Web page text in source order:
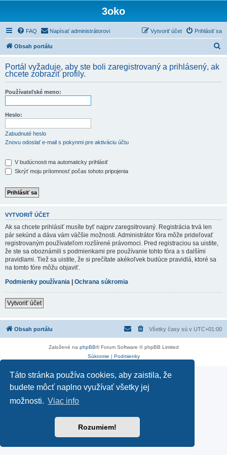
Táto stránka používa cookies, aby zaistila, že
budete môcť naplno využívať všetky jej
možnosti. Viac info
Rozumiem!
3oko
FAQ Napísať administrátorovi Prihlásiť sa
Vytvoriť účet
Obsah portálu
d
Portál vyžaduje, aby ste boli zaregistrovaný a prihlásený, ak
chcete zobraziť profily.
Používateľské meno:
Heslo:
Zabudnuté heslo
Znovu odoslať e-mail s pokynmi pre aktiváciu účtu
V budúcnosti ma automaticky prihlásiť
Skrýť moju prítomnosť počas tohoto pripojenia
VYTVORIŤ ÚČET
Ak sa chcete prihlásiť musíte byť najprv zaregsitrovaný. Registrácia trvá len
pár sekúnd a dáva vám väčšie možnosti. Administrátor fóra môže prideľovať
registrovaným používateľom rozšírené právomoci. Pred registraciou sa uistite,
že ste sa oboznámili s podmienkami pre používanie tohto fóra a s dalšími
pravidlami. Tiež sa uistite, že si prečítate akékoľvek budúce pravidlá, ktoré sa
na tomto fóre môžu objaviť.
Podmienky používania | Ochrana súkromia
Vytvoriť účet
Obsah portálu Všetky časy sú v UTC+01:00
Založené na phpBB® Forum Software © phpBB Limited
Súkromie | Podmienky